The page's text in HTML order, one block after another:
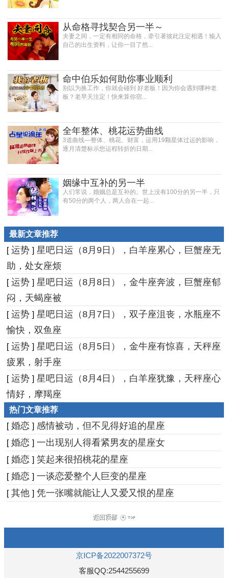
从命格寻找契合另一半～
夫妻之间，一定有相同的命格，牵引著彼此注定相遇！输入
自己的出生资料，让你一目了然...
命中伯乐如何助你事业顺利
别以为换工作，你就会碰到 好老板！因为你会遇到哪种老
板？老早天注定！快来算你宿...
全年整体、桃花运势曲线
3道曲线—整体、桃花、财富，运用19颗星体过运的影响，
逐月清楚标示您运程转折的日期...
姻缘中互补的另一半
人们常说，婚姻总是互补的。世上没有100分的另一半，只
有50分的两个人，两人合在一起...
最新文章推荐
[ 运势 ] 星吧日运（8月9日），白羊座累心，巨蟹座无
助，处女座烦
[ 运势 ] 星吧日运（8月8日），金牛座奔波，巨蟹座郁
闷，天蝎座被
[ 运势 ] 星吧日运（8月7日），双子座沮丧，水瓶座不
愉快，双鱼座
[ 运势 ] 星吧日运（8月5日），金牛座有惊喜，天秤座
疲累，射手座
[ 运势 ] 星吧日运（8月4日），白羊座犹豫，天秤座心
情好，摩羯座
热门文章推荐
[ 婚恋 ] 感情被动，但不见得好追的星座
[ 婚恋 ] 一出现别人得看紧男友的星座女
[ 婚恋 ] 笑起来很招桃花的星座
[ 婚恋 ] 一谈恋爱整个人巨变的星座
[ 其他 ] 凭一张嘴就能让人又爱又恨的星座
京ICP备2022007372号
客服QQ:2544255699